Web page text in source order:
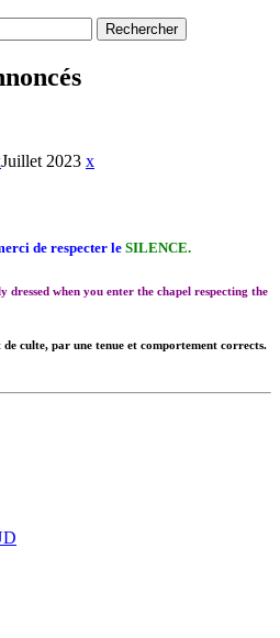
Juillet 2023 x
de respecter le SILENCE.
when you enter the chapel respecting the
de culte, par une tenue et comportement corrects.